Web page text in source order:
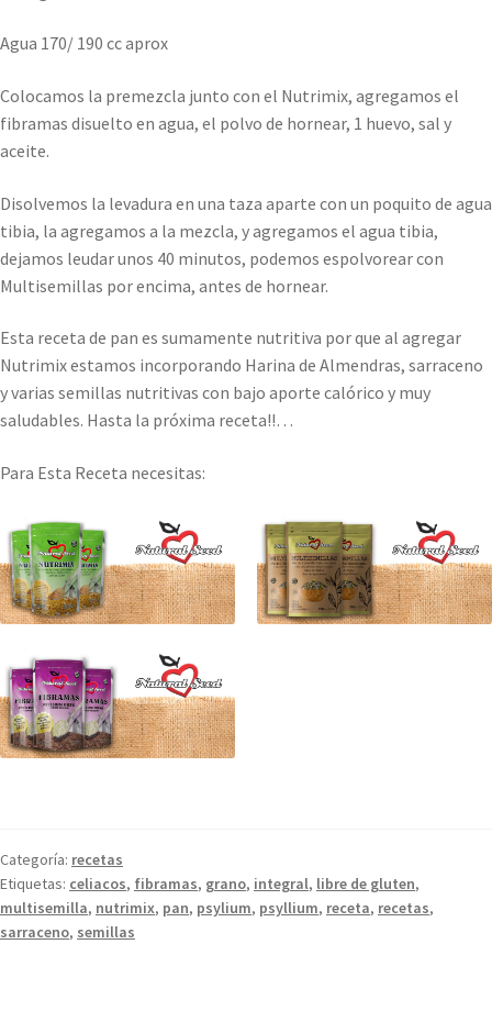
Agua 170/ 190 cc aprox
Colocamos la premezcla junto con el Nutrimix, agregamos el
fibramas disuelto en agua, el polvo de hornear, 1 huevo, sal y
aceite.
Disolvemos la levadura en una taza aparte con un poquito de agua
tibia, la agregamos a la mezcla, y agregamos el agua tibia,
dejamos leudar unos 40 minutos, podemos espolvorear con
Multisemillas por encima, antes de hornear.
Esta receta de pan es sumamente nutritiva por que al agregar
Nutrimix estamos incorporando Harina de Almendras, sarraceno
y varias semillas nutritivas con bajo aporte calórico y muy
saludables. Hasta la próxima receta!!…
Para Esta Receta necesitas:
Categoría: recetas
Etiquetas: celiacos, fibramas, grano, integral, libre de gluten,
multisemilla, nutrimix, pan, psylium, psyllium, receta, recetas,
sarraceno, semillas